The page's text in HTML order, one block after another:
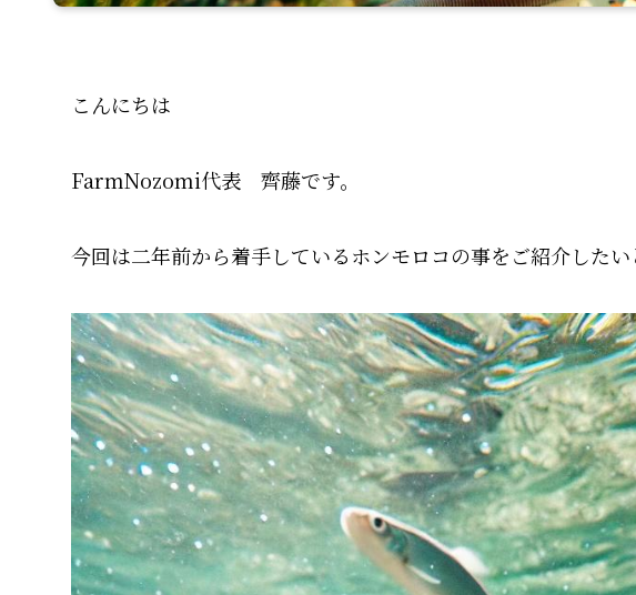
こんにちは
FarmNozomi代表 齊藤です。
今回は二年前から着手しているホンモロコの事をご紹介したい